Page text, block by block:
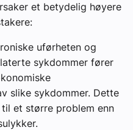
et betydelig høyere
uførheten og
sykdommer fører
slike sykdommer. Dette
et større problem enn